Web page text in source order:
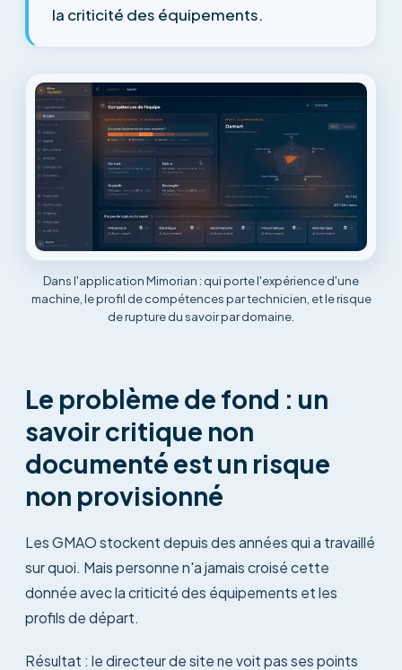
la criticité des équipements.
Dans l'application Mimorian : qui porte l'expérience d'une
machine, le profil de compétences par technicien, et le risque
de rupture du savoir par domaine.
Le problème de fond : un
savoir critique non
documenté est un risque
non provisionné
Les GMAO stockent depuis des années qui a travaillé
sur quoi. Mais personne n'a jamais croisé cette
donnée avec la criticité des équipements et les
profils de départ.
Résultat : le directeur de site ne voit pas ses points